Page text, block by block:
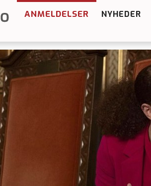
ANMELDELSER NYHEDER